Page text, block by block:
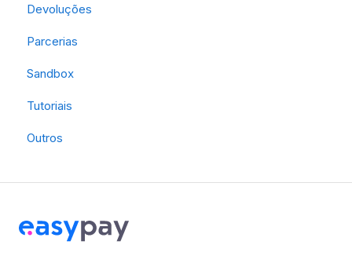
Devoluções
Parcerias
Sandbox
Tutoriais
Outros